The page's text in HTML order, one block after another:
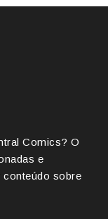
Comics? O
e
conteúdo sobre